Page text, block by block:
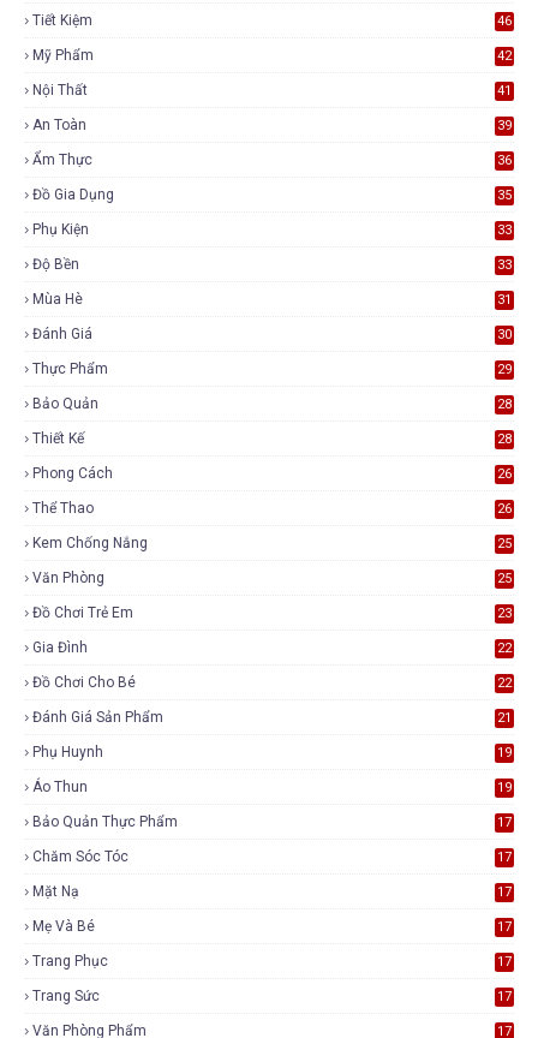
Tiết Kiệm 46
Mỹ Phẩm 42
Nội Thất 41
An Toàn 39
Ẩm Thực 36
Đồ Gia Dụng 35
Phụ Kiện 33
Độ Bền 33
Mùa Hè 31
Đánh Giá 30
Thực Phẩm 29
Bảo Quản 28
Thiết Kế 28
Phong Cách 26
Thể Thao 26
Kem Chống Nắng 25
Văn Phòng 25
Đồ Chơi Trẻ Em 23
Gia Đình 22
Đồ Chơi Cho Bé 22
Đánh Giá Sản Phẩm 21
Phụ Huynh 19
Áo Thun 19
Bảo Quản Thực Phẩm 17
Chăm Sóc Tóc 17
Mặt Nạ 17
Mẹ Và Bé 17
Trang Phục 17
Trang Sức 17
Văn Phòng Phẩm 17